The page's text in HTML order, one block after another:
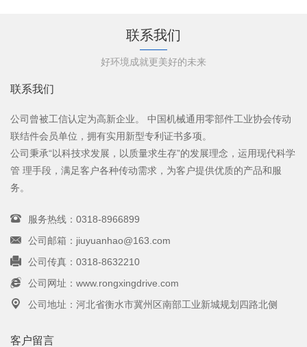
联系我们
好环境成就更美好的未来
联系我们
公司曾被工信认定为高新企业。 中国机械通用零部件工业协会传动
联结件会员单位，拥有实用新型专利证书多项。
公司秉承“以科技求发展，以质量求生存”的发展理念，运用现代科学
管 理手段，满足客户各种传动需求，为客户提供优质的产品和服
务。
服务热线：0318-8966899
公司邮箱：jiuyuanhao@163.com
公司传真：0318-8632210
公司网址：www.rongxingdrive.com
公司地址：河北省衡水市冀州区南部工业新城规划四路北侧
客户留言